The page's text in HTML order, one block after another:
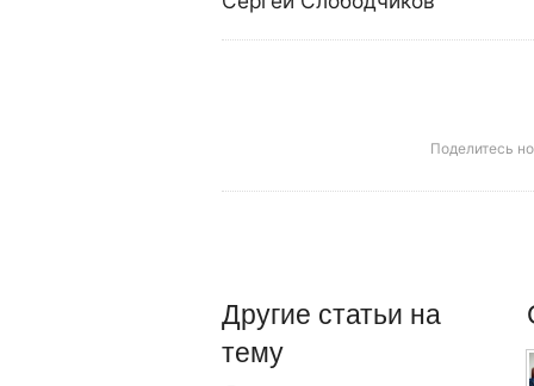
Поделитесь
Другие статьи на
тему